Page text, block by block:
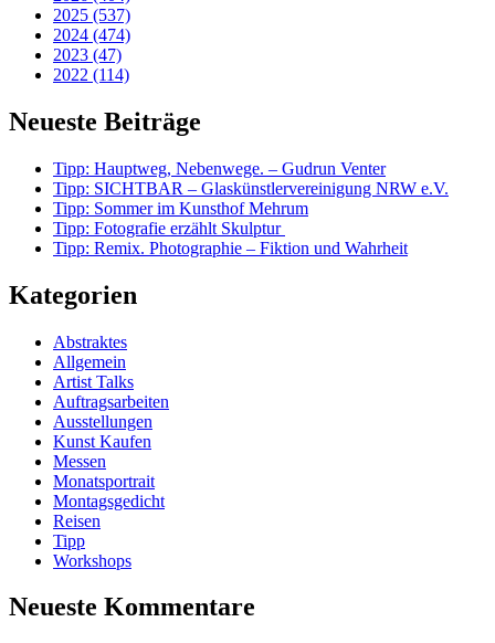
2025 (537)
2024 (474)
2023 (47)
2022 (114)
Neueste Beiträge
Tipp: Hauptweg, Nebenwege. – Gudrun Venter
Tipp: SICHTBAR – Glaskünstlervereinigung NRW e.V.
Tipp: Sommer im Kunsthof Mehrum
Tipp: Fotografie erzählt Skulptur
Tipp: Remix. Photographie – Fiktion und Wahrheit
Kategorien
Abstraktes
Allgemein
Artist Talks
Auftragsarbeiten
Ausstellungen
Kunst Kaufen
Messen
Monatsportrait
Montagsgedicht
Reisen
Tipp
Workshops
Neueste Kommentare